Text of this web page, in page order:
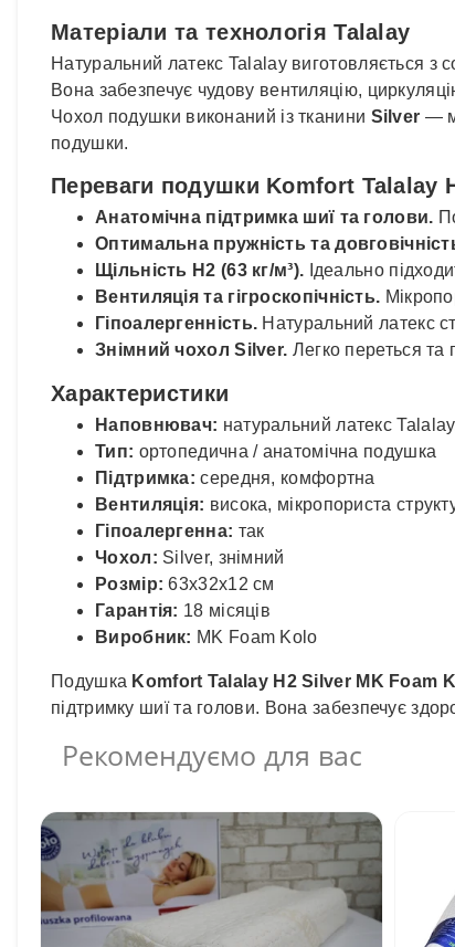
Матеріали та технологія Talalay
Натуральний латекс Talalay виготовляється з
Вона забезпечує чудову вентиляцію,
Чохол подушки виконаний із тканини Silver —
подушки.
Переваги подушки Komfort Talalay
Анатомічна підтримка шиї та голови.
Оптимальна пружність та
Щільність H2 (63 кг/м³). Ідеально
Вентиляція та гігроскопічність.
Гіпоалергенність. Натуральний латекс
Знімний чохол Silver. Легко переться та
Характеристики
Наповнювач: натуральний латекс
Тип: ортопедична / анатомічна подушка
Підтримка: середня, комфортна
Вентиляція: висока, мікропориста
Гіпоалергенна: так
Чохол: Silver, знімний
Розмір: 63x32x12 см
Гарантія: 18 місяців
Виробник: MK Foam Kolo
Подушка Komfort Talalay H2 Silver MK Foam
підтримку шиї та голови. Вона забезпечує
Рекомендуємо для вас